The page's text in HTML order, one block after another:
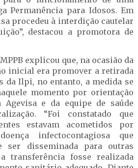
Permanência para Idosos. Em
procedeu à interdição cautelar
destacou a promotora de
explicou que, na ocasião da
inicial era promover a retirada
da Ilpi, no entanto, a medida se
momento por orientação
e da equipe de saúde
“Foi constatado que
estavam acometidos por
infectocontagiosa que
ser disseminada para outras
transferência fosse realizada